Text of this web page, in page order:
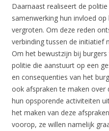
Daarnaast realiseert de
samenwerking hun invloed
vergroten. Om deze reden
verbinding tussen de initiatief
Om het bewustzijn bij
politie die aanstuurt op een
en consequenties van het
ook afspraken te maken over
hun opsporende activiteiten
het maken van deze
voorop, ze willen namelijk